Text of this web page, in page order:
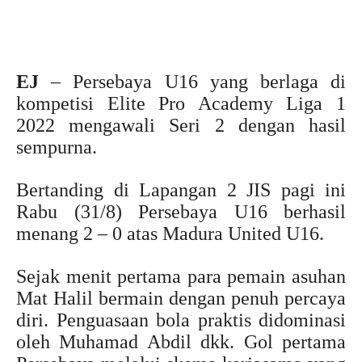
EJ – Persebaya U16 yang berlaga di
kompetisi Elite Pro Academy Liga 1
2022 mengawali Seri 2 dengan hasil
sempurna.
Bertanding di Lapangan 2 JIS pagi ini
Rabu (31/8) Persebaya U16 berhasil
menang 2 – 0 atas Madura United U16.
Sejak menit pertama para pemain asuhan
Mat Halil bermain dengan penuh percaya
diri. Penguasaan bola praktis didominasi
oleh Muhamad Abdil dkk. Gol pertama